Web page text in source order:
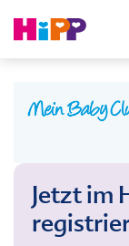
Jetzt im